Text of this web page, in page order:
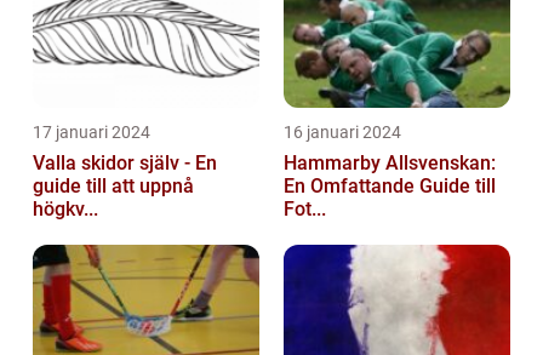
17 januari 2024
Valla skidor själv - En
guide till att uppnå
högkv...
16 januari 2024
Hammarby Allsvenskan:
En Omfattande Guide till
Fot...